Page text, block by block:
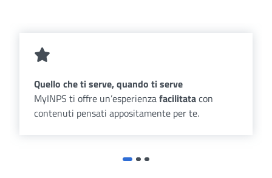
Quello che ti serve, quando ti serve
MyINPS ti offre un’esperienzafacilitatacon
contenuti pensati appositamente per te.